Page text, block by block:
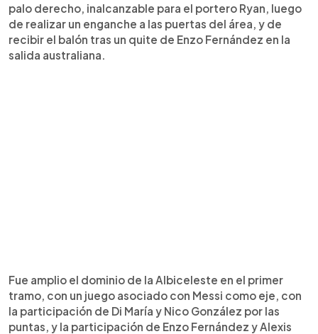
palo derecho, inalcanzable para el portero Ryan, luego
de realizar un enganche a las puertas del área, y de
recibir el balón tras un quite de Enzo Fernández en la
salida australiana.
Fue amplio el dominio de la Albiceleste en el primer
tramo, con un juego asociado con Messi como eje, con
la participación de Di María y Nico González por las
puntas, y la participación de Enzo Fernández y Alexis